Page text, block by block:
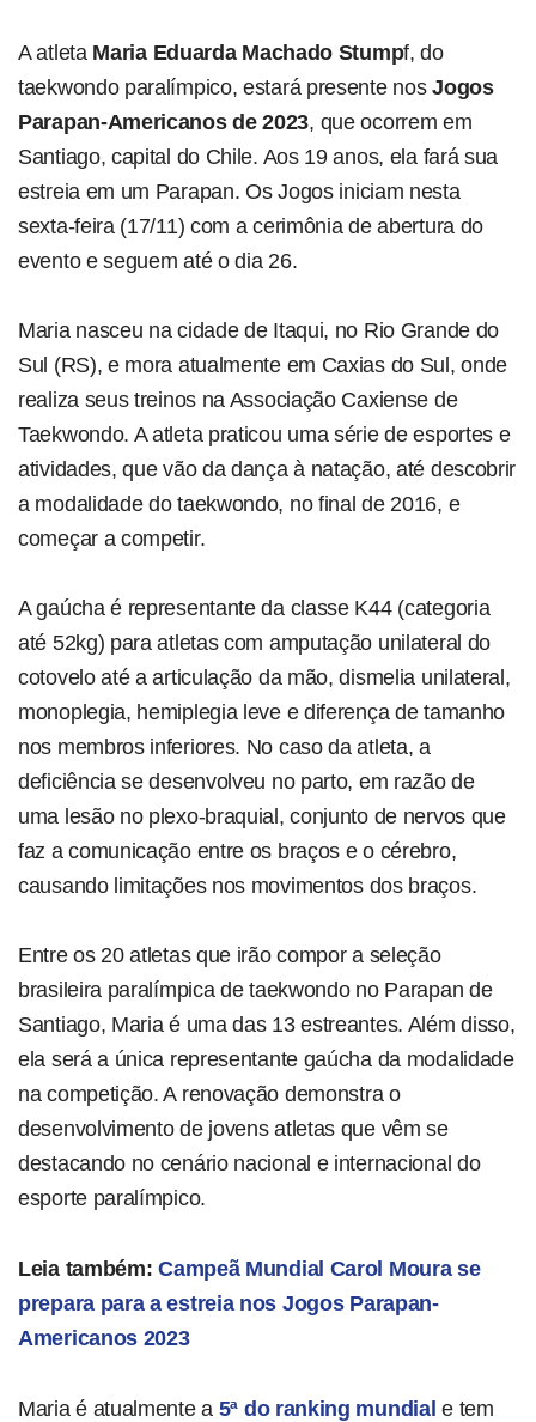
A atleta Maria Eduarda Machado Stumpf, do
taekwondo paralímpico, estará presente nosJogos
Parapan-Americanos de 2023, que ocorrem em
Santiago, capital do Chile. Aos 19 anos, ela fará sua
estreia em um Parapan. Os Jogos iniciam nesta
sexta-feira (17/11) com a cerimônia de abertura do
evento e seguem até o dia 26.
Maria nasceu na cidade de Itaqui, no Rio Grande do
Sul (RS), e mora atualmente em Caxias do Sul, onde
realiza seus treinos na Associação Caxiense de
Taekwondo. A atleta praticou uma série de esportes e
atividades, que vão da dança à natação, até descobrir
a modalidade do taekwondo, no final de 2016, e
começar a competir.
A gaúcha é representante da classe K44 (categoria
até 52kg) para atletas com amputação unilateral do
cotovelo até a articulação da mão, dismelia unilateral,
monoplegia, hemiplegia leve e diferença de tamanho
nos membros inferiores. No caso da atleta, a
deficiência se desenvolveu no parto, em razão de
uma lesão no plexo-braquial, conjunto de nervos que
faz a comunicação entre os braços e o cérebro,
causando limitações nos movimentos dos braços.
Entre os 20 atletas que irão compor a seleção
brasileira paralímpica de taekwondo no Parapan de
Santiago, Maria é uma das 13 estreantes. Além disso,
ela será a única representante gaúcha da modalidade
na competição. A renovação demonstra o
desenvolvimento de jovens atletas que vêm se
destacando no cenário nacional e internacional do
esporte paralímpico.
Leia também:Campeã Mundial Carol Moura se
prepara para a estreia nos Jogos Parapan-
Americanos 2023
Maria é atualmente a 5ª do ranking mundial e tem